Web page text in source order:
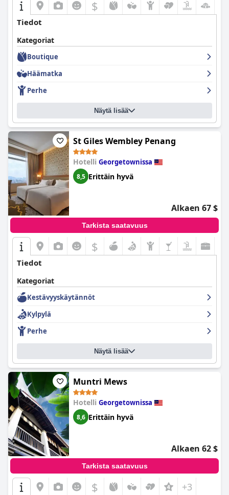
$
Tiedot
Kategoriat
Boutique
Häämatka
Perhe
Näytä lisää
St Giles Wembley Penang
Hotelli Georgetownissa
8,5 Erittäin hyvä
Alkaen 67 $
Tarkista saatavuus
$
Tiedot
Kategoriat
Kestävyyskäytännöt
Kylpylä
Perhe
Näytä lisää
Muntri Mews
Hotelli Georgetownissa
8,6 Erittäin hyvä
Alkaen 62 $
Tarkista saatavuus
$ +3